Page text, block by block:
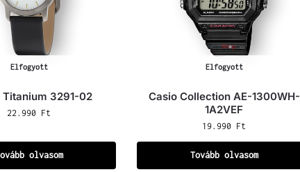
Elfogyott
Titanium 3291-02
22.990 Ft
olvasom
Elfogyott
Casio Collection AE-1300WH-
1A2VEF
19.990 Ft
Tovább olvasom